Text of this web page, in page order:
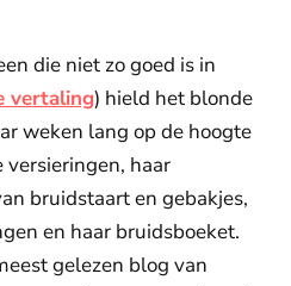
die niet zo goed is in
vertaling) hield het blonde
weken lang op de hoogte
versieringen, haar
bruidstaart en gebakjes,
en haar bruidsboeket.
gelezen blog van